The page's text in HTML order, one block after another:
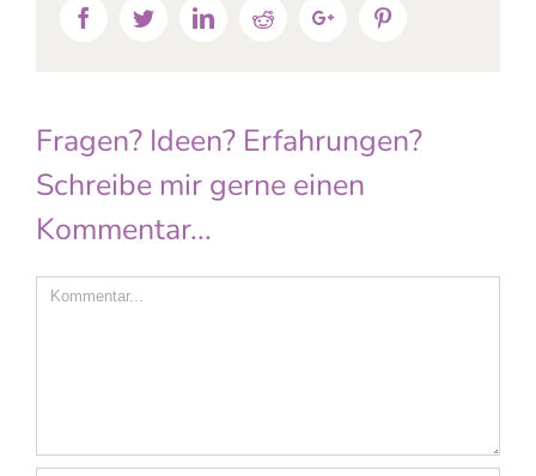
FacebookTwitterLinkedinRedditGoogle+
Fragen? Ideen? Erfahrungen?
Schreibe mir gerne einen
Kommentar...
Comment